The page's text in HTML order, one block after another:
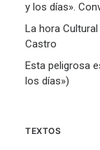
y los días».
La hora
Castro
Esta peligrosa
los días»)
TEXTOS